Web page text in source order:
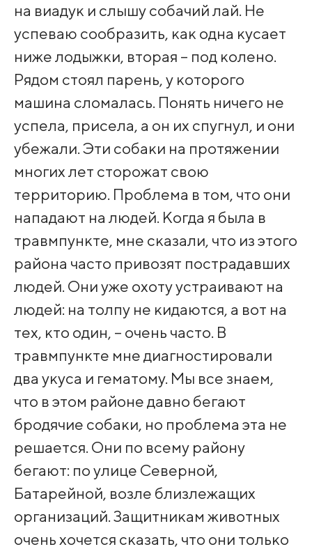
на виадук и слышу собачий лай. Не
успеваю сообразить, как одна кусает
ниже лодыжки, вторая – под колено.
Рядом стоял парень, у которого
машина сломалась. Понять ничего не
успела, присела, а он их спугнул, и они
убежали. Эти собаки на протяжении
многих лет сторожат свою
территорию. Проблема в том, что они
нападают на людей. Когда я была в
травмпункте, мне сказали, что из этого
района часто привозят пострадавших
людей. Они уже охоту устраивают на
людей: на толпу не кидаются, а вот на
тех, кто один, – очень часто. В
травмпункте мне диагностировали
два укуса и гематому. Мы все знаем,
что в этом районе давно бегают
бродячие собаки, но проблема эта не
решается. Они по всему району
бегают: по улице Северной,
Батарейной, возле близлежащих
организаций. Защитникам животных
очень хочется сказать, что они только